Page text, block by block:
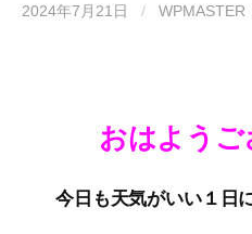
2024年7月21日 / WPMASTER
おはよう
今日も天気がいい１日